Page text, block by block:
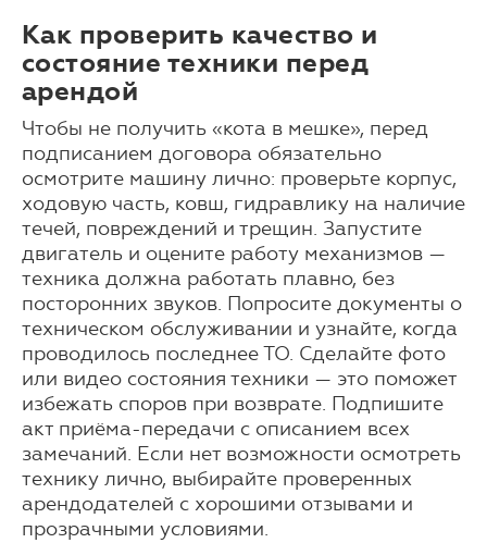
Как проверить качество и
состояние техники перед
арендой
Чтобы не получить «кота в мешке», перед
подписанием договора обязательно
осмотрите машину лично: проверьте корпус,
ходовую часть, ковш, гидравлику на наличие
течей, повреждений и трещин. Запустите
двигатель и оцените работу механизмов —
техника должна работать плавно, без
посторонних звуков. Попросите документы о
техническом обслуживании и узнайте, когда
проводилось последнее ТО. Сделайте фото
или видео состояния техники — это поможет
избежать споров при возврате. Подпишите
акт приёма-передачи с описанием всех
замечаний. Если нет возможности осмотреть
технику лично, выбирайте проверенных
арендодателей с хорошими отзывами и
прозрачными условиями.